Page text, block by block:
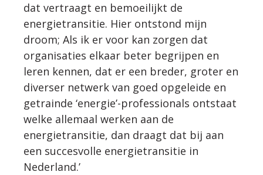
dat vertraagt en bemoeilijkt de
energietransitie. Hier ontstond mijn
droom; Als ik er voor kan zorgen dat
organisaties elkaar beter begrijpen en
leren kennen, dat er een breder, groter en
diverser netwerk van goed opgeleide en
getrainde ‘energie’-professionals ontstaat
welke allemaal werken aan de
energietransitie, dan draagt dat bij aan
een succesvolle energietransitie in
Nederland.’